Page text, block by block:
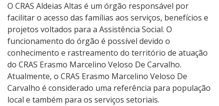
O CRAS Aldeias Altas é um órgão responsável por
facilitar o acesso das famílias aos serviços, benefícios e
projetos voltados para a Assistência Social. O
funcionamento do órgão é possível devido o
conhecimento e rastreamento do território de atuação
do CRAS Erasmo Marcelino Veloso De Carvalho.
Atualmente, o CRAS Erasmo Marcelino Veloso De
Carvalho é considerado uma referência para população
local e também para os serviços setoriais.